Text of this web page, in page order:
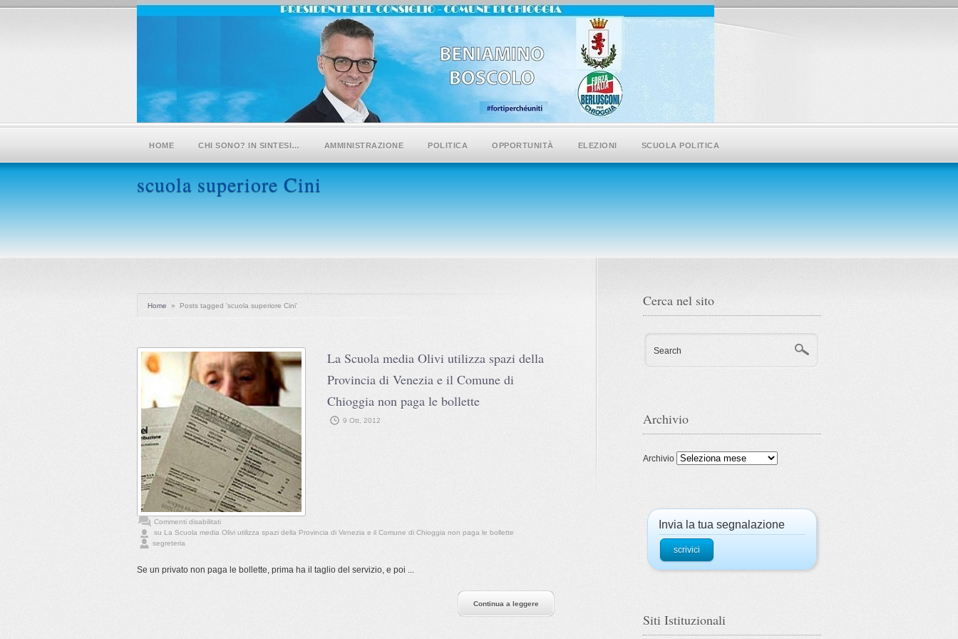
HOME CHI SONO? IN SINTESI… AMMINISTRAZIONE POLITICA OPPORTUNITÀ ELEZIONI SCUOLA POLITICA
scuola superiore Cini
Home » Posts tagged 'scuola superiore Cini'
La Scuola media Olivi utilizza spazi della
Provincia di Venezia e il Comune di
Chioggia non paga le bollette
9 Ott, 2012
Commenti disabilitati
su La Scuola media Olivi utilizza spazi della Provincia di Venezia e il Comune di Chioggia non paga le bollette
segreteria
Se un privato non paga le bollette, prima ha il taglio del servizio, e poi ...
Continua a leggere
Cerca nel sito
Search
Archivio
Archivio
Invia la tua segnalazione
scrivici
Siti Istituzionali